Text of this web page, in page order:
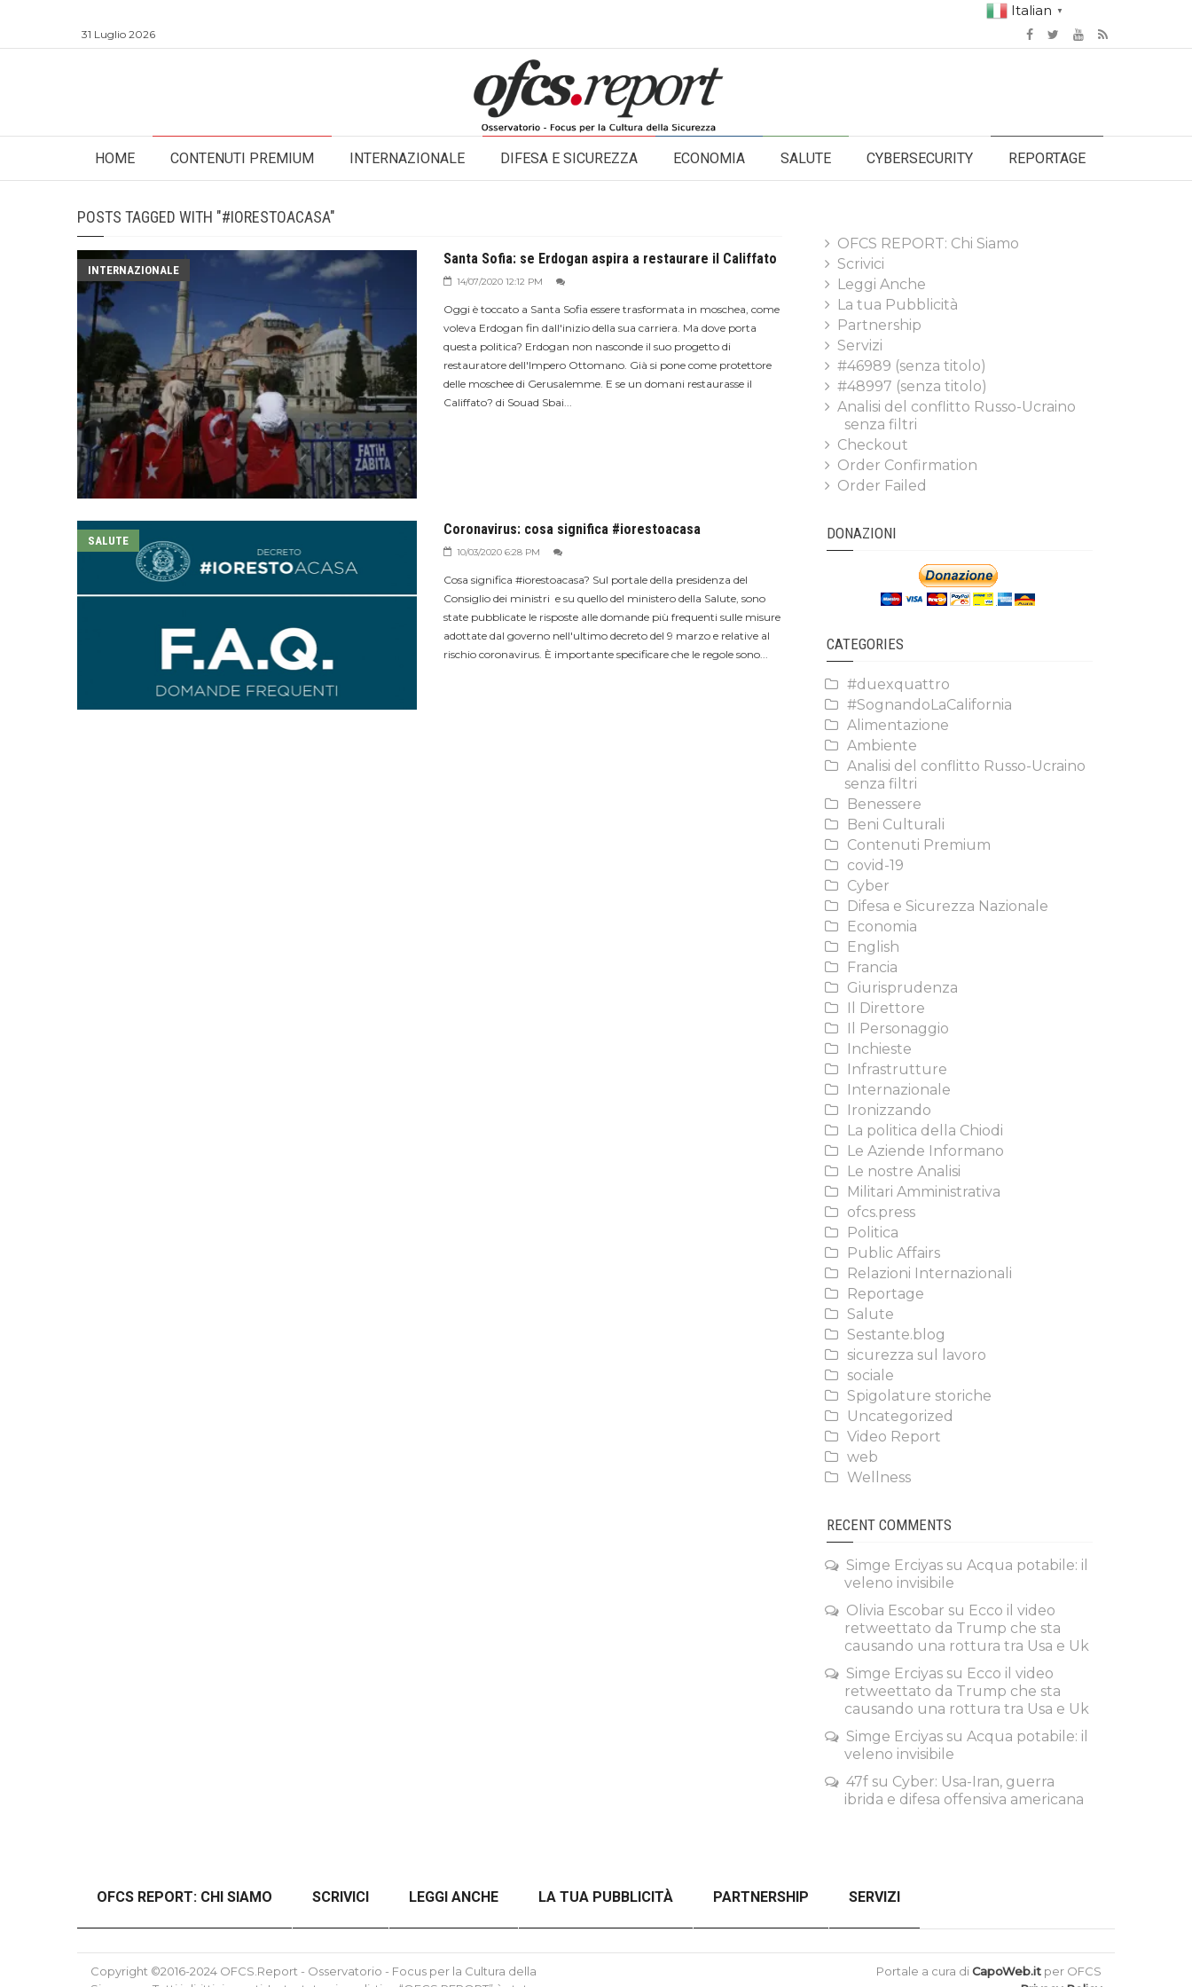
Italian ▼
31 Luglio 2026
HOME CONTENUTI PREMIUM INTERNAZIONALE DIFESA E SICUREZZA ECONOMIA SALUTE CYBERSECURITY REPORTAGE
POSTS TAGGED WITH "#IORESTOACASA"
INTERNAZIONALE
Santa Sofia: se Erdogan aspira a restaurare il Califfato
14/07/2020 12:12 PM
Oggi è toccato a Santa Sofia essere trasformata in moschea, come
voleva Erdogan fin dall'inizio della sua carriera. Ma dove porta
questa politica? Erdogan non nasconde il suo progetto di
restauratore dell'Impero Ottomano. Già si pone come protettore
delle moschee di Gerusalemme. E se un domani restaurasse il
Califfato? di Souad Sbai...
SALUTE
Coronavirus: cosa significa #iorestoacasa
10/03/2020 6:28 PM
Cosa significa #iorestoacasa? Sul portale della presidenza del
Consiglio dei ministri e su quello del ministero della Salute, sono
state pubblicate le risposte alle domande più frequenti sulle misure
adottate dal governo nell'ultimo decreto del 9 marzo e relative al
rischio coronavirus. È importante specificare che le regole sono...
OFCS REPORT: Chi Siamo
Scrivici
Leggi Anche
La tua Pubblicità
Partnership
Servizi
#46989 (senza titolo)
#48997 (senza titolo)
Analisi del conflitto Russo-Ucraino
senza filtri
Checkout
Order Confirmation
Order Failed
DONAZIONI
CATEGORIES
#duexquattro
#SognandoLaCalifornia
Alimentazione
Ambiente
Analisi del conflitto Russo-Ucraino
senza filtri
Benessere
Beni Culturali
Contenuti Premium
covid-19
Cyber
Difesa e Sicurezza Nazionale
Economia
English
Francia
Giurisprudenza
Il Direttore
Il Personaggio
Inchieste
Infrastrutture
Internazionale
Ironizzando
La politica della Chiodi
Le Aziende Informano
Le nostre Analisi
Militari Amministrativa
ofcs.press
Politica
Public Affairs
Relazioni Internazionali
Reportage
Salute
Sestante.blog
sicurezza sul lavoro
sociale
Spigolature storiche
Uncategorized
Video Report
web
Wellness
RECENT COMMENTS
Simge Erciyas su Acqua potabile: il
veleno invisibile
Olivia Escobar su Ecco il video
retweettato da Trump che sta
causando una rottura tra Usa e Uk
Simge Erciyas su Ecco il video
retweettato da Trump che sta
causando una rottura tra Usa e Uk
Simge Erciyas su Acqua potabile: il
veleno invisibile
47f su Cyber: Usa-Iran, guerra
ibrida e difesa offensiva americana
OFCS REPORT: CHI SIAMO SCRIVICI LEGGI ANCHE LA TUA PUBBLICITÀ PARTNERSHIP SERVIZI
#46989 (SENZA TITOLO) #48997 (SENZA TITOLO) ANALISI DEL CONFLITTO RUSSO-UCRAINO SENZA FILTRI CHECKOUT
Copyright ©2016-2024 OFCS.Report - Osservatorio - Focus per la Cultura della
Portale a cura diCapoWeb.it per OFCS